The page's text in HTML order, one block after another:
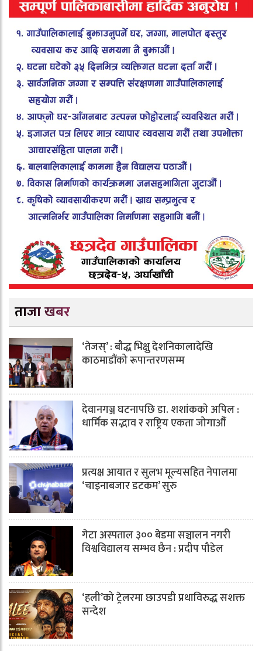
ताजा खबर
‘तेजस्’ : बौद्ध भिक्षु देशनिकालादेखि
काठमाडौंको रूपान्तरणसम्म
देवानगञ्ज घटनापछि डा. शशांककाे अपिल :
धार्मिक सद्भाव र राष्ट्रिय एकता जोगाऔँ
प्रत्यक्ष आयात र सुलभ मूल्यसहित नेपालमा
‘चाइनाबजार डटकम’ सुरु
गेटा अस्पताल ३०० बेडमा सञ्चालन नगरी
विश्वविद्यालय सम्भव छैन : प्रदीप पौडेल
‘हली’को ट्रेलरमा छाउपडी प्रथाविरुद्ध सशक्त
सन्देश